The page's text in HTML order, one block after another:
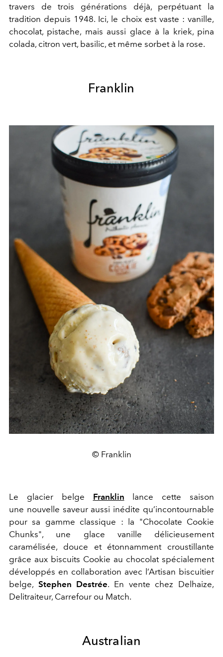
travers de trois générations déjà, perpétuant la
tradition depuis 1948. Ici, le choix est vaste : vanille,
chocolat, pistache, mais aussi glace à la kriek, pina
colada, citron vert, basilic, et même sorbet à la rose.
Franklin
© Franklin
Le glacier belge Franklin lance cette saison
une nouvelle saveur aussi inédite qu’incontournable
pour sa gamme classique : la "Chocolate Cookie
Chunks", une glace vanille délicieusement
caramélisée, douce et étonnamment croustillante
grâce aux biscuits Cookie au chocolat spécialement
développés en collaboration avec l’Artisan biscuitier
belge, Stephen Destrée. En vente chez Delhaize,
Delitraiteur, Carrefour ou Match.
Australian